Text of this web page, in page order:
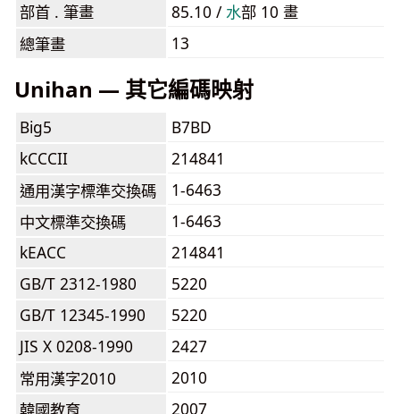
部首 . 筆畫
85.10 /⽔部 10 畫
總筆畫
13
Unihan — 其它編碼映射
Big5
B7BD
kCCCII
214841
通用漢字標準交換碼
1-6463
中文標準交換碼
1-6463
kEACC
214841
GB/T 2312-1980
5220
GB/T 12345-1990
5220
JIS X 0208-1990
2427
常用漢字2010
2010
韓國教育
2007